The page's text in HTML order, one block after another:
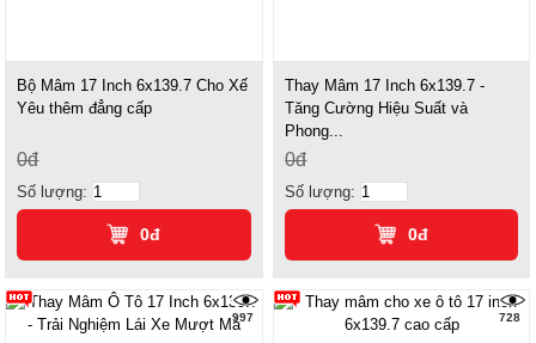
Bộ Mâm 17 Inch 6x139.7 Cho Xế
Yêu thêm đẳng cấp
0đ
Số lượng:
0đ
Thay Mâm 17 Inch 6x139.7 -
Tăng Cường Hiệu Suất và
Phong...
0đ
Số lượng:
0đ
997 728